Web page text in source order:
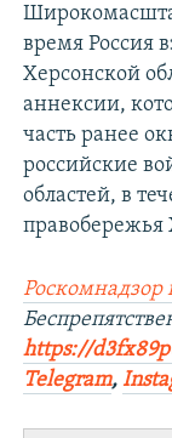
время Россия
Херсонской
аннексии,
часть ранее
российские
областей, в
правобережья
Роскомнадзор
https://
Telegram,